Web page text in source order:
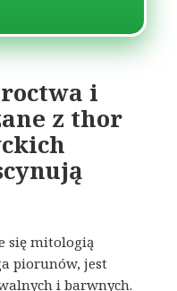
i
z thor
się mitologią
piorunów, jest
i barwnych.